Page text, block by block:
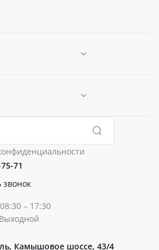
71
звонок
– 17:30
Камышовое шоссе, 43/4